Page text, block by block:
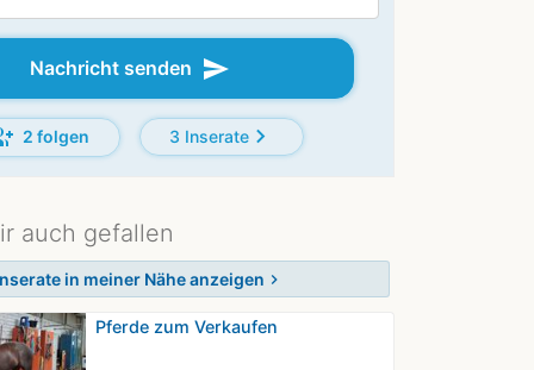
Nachricht senden send
2 folgen 3 Inseratechevron_right
auch gefallen
in meiner Nähe anzeigen chevron_right
Pferde zum Verkaufen